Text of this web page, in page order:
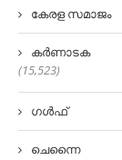
കേരള സമാജം
കർണാടക
(15,523)
ഗൾഫ്
ചെന്നൈ